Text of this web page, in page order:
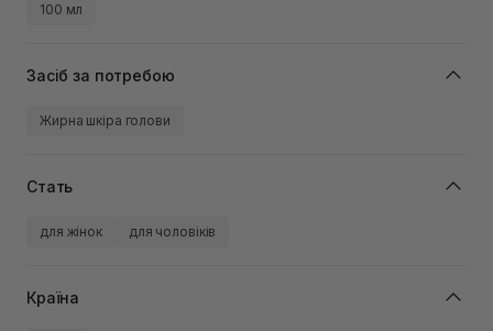
100 мл
Засіб за потребою
Жирна шкіра голови
Стать
для жінок для чоловіків
Країна